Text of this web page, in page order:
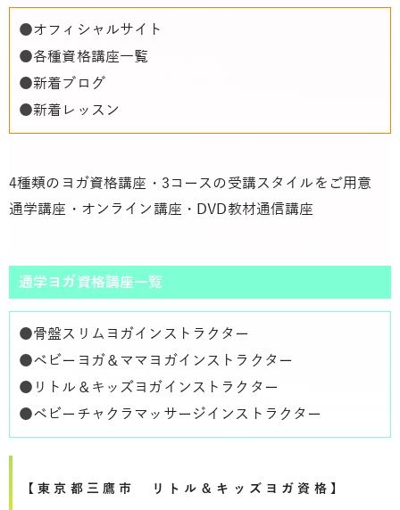
●オフィシャルサイト
●各種資格講座一覧
●新着ブログ
●新着レッスン
4種類のヨガ資格講座・3コースの受講スタイルをご用意
通学講座・オンライン講座・DVD教材通信講座
通学ヨガ資格講座一覧
●骨盤スリムヨガインストラクター
●ベビーヨガ＆ママヨガインストラクター
● リトル＆キッズヨガインストラクター
●ベビーチャクラマッサージインストラクター
【東京都三鷹市 リトル＆キッズヨガ資格】